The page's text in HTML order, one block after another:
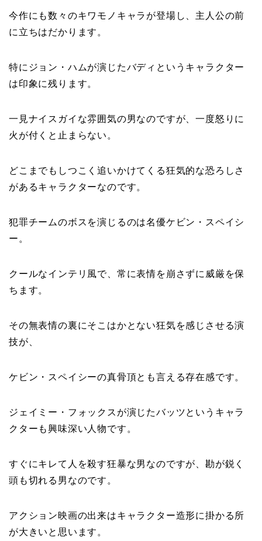
今作にも数々のキワモノキャラが登場し、主人公の前
に立ちはだかります。
特にジョン・ハムが演じたバディというキャラクター
は印象に残ります。
一見ナイスガイな雰囲気の男なのですが、一度怒りに
火が付くと止まらない。
どこまでもしつこく追いかけてくる狂気的な恐ろしさ
があるキャラクターなのです。
犯罪チームのボスを演じるのは名優ケビン・スペイシ
ー。
クールなインテリ風で、常に表情を崩さずに威厳を保
ちます。
その無表情の裏にそこはかとない狂気を感じさせる演
技が、
ケビン・スペイシーの真骨頂とも言える存在感です。
ジェイミー・フォックスが演じたバッツというキャラ
クターも興味深い人物です。
すぐにキレて人を殺す狂暴な男なのですが、勘が鋭く
頭も切れる男なのです。
アクション映画の出来はキャラクター造形に掛かる所
が大きいと思います。